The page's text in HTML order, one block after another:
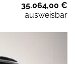
35.064,00 €
ausweisbar